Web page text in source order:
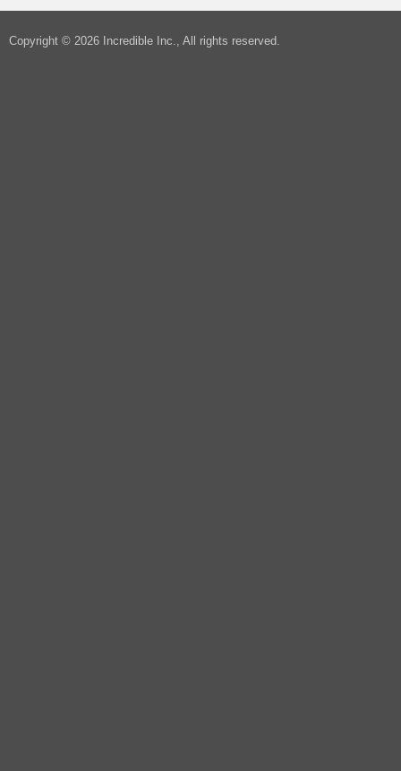
Copyright © 2026 Incredible Inc., All rights reserved.